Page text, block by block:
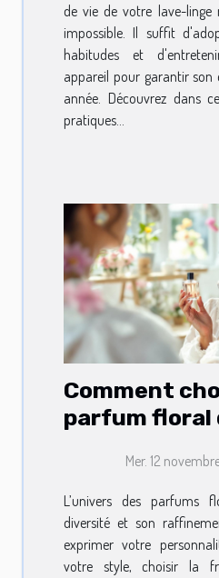
de vie de votre lave-linge
impossible. Il suffit
habitudes et
appareil pour garantir son
année. Découvrez dans
pratiques...
Comment
parfum floral
Mer. 12
L’univers des parfums
diversité et son
exprimer votre
votre style, choisir la